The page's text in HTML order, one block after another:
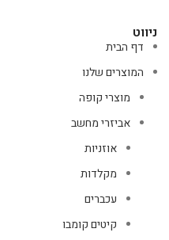
ניווט
דף הבית
המוצרים שלנו
מוצרי קופה
אביזרי מחשב
אוזניות
מקלדות
עכברים
קיטים קומבו